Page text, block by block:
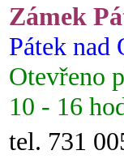
Zámek
Pátek nad
Otevřeno
10 - 16
tel. 731